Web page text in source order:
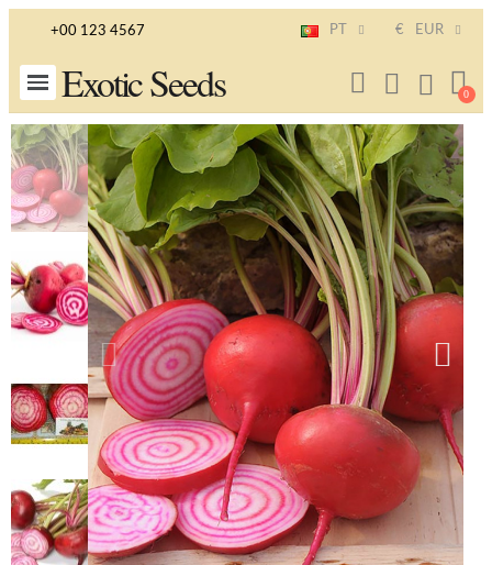
+00 123 4567 PT € EUR
Exotic Seeds